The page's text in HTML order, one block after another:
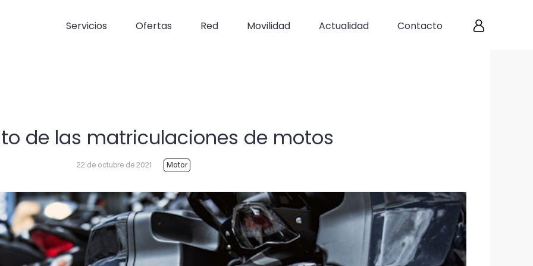
Servicios Ofertas Red Movilidad Actualidad Contacto
de las matriculaciones de motos
22 de octubre de 2021 Motor